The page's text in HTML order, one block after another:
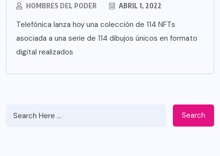
HOMBRES DEL PODER ABRIL 1, 2022
Telefónica lanza hoy una colección de 114 NFTs
asociada a una serie de 114 dibujos únicos en formato
digital realizados
Search